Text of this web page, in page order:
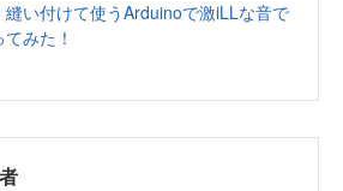
い付けて使うArduinoで激iLLな音で
みた！